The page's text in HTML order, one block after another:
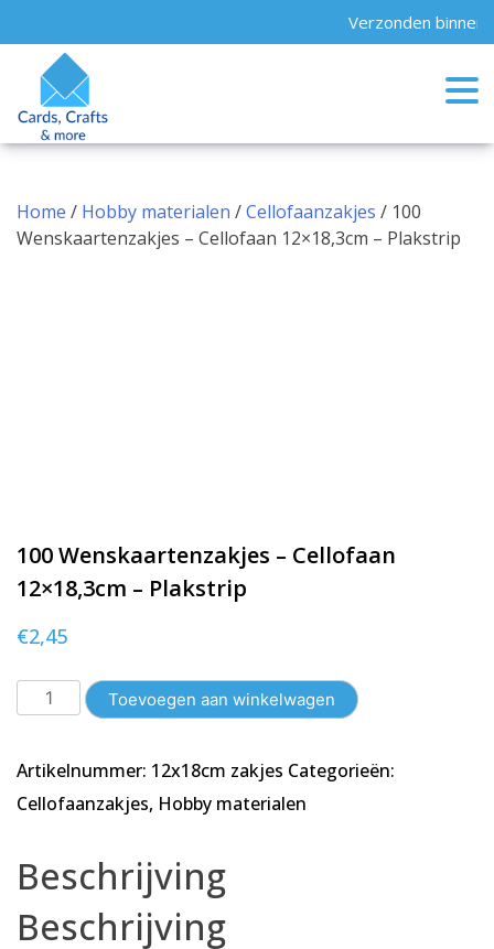
to
content
Verzonden binnen
Home / Hobby materialen /Cellofaanzakjes / 100
Wenskaartenzakjes – Cellofaan 12×18,3cm – Plakstrip
100 Wenskaartenzakjes – Cellofaan
12×18,3cm – Plakstrip
€2,45
Wenskaartenzakjes
Cellofaan
12x18,3cm
aantal
Toevoegen aan winkelwagen
Artikelnummer: 12x18cm zakjes Categorieën:
Cellofaanzakjes, Hobby materialen
Beschrijving
Beschrijving